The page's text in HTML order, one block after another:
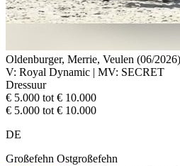
Oldenburger, Merrie, Veulen (06/
V: Royal Dynamic | MV: SECRET
Dressuur
€ 5.000 tot € 10.000
€ 5.000 tot € 10.000
DE
Großefehn Ostgroßefehn